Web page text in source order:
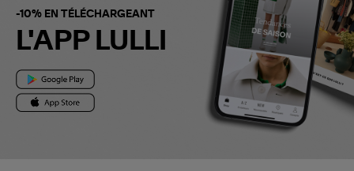
-10% EN TÉLÉCHARGEANT
L'APP LULLI